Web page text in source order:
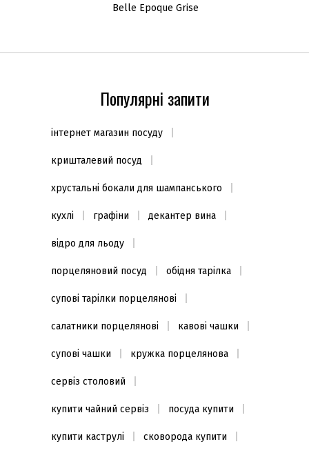
Belle Epoque Grise
Популярні запити
інтернет магазин посуду
кришталевий посуд
хрустальні бокали для шампанського
кухлі графіни декантер вина
відро для льоду
порцеляновий посуд обідня тарілка
супові тарілки порцелянові
салатники порцелянові кавові чашки
супові чашки кружка порцелянова
сервіз столовий
купити чайний сервіз посуда купити
купити каструлі сковорода купити